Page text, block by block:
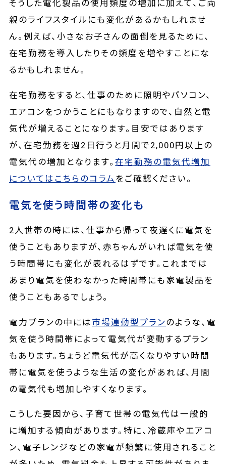
そうした電化製品の使用頻度の増加に加えて、ご両
親のライフスタイルにも変化があるかもしれませ
ん。例えば、小さなお子さんの面倒を見るために、
在宅勤務を導入したりその頻度を増やすことにな
るかもしれません。
在宅勤務をすると、仕事のために照明やパソコン、
エアコンをつかうことにもなりますので、自然と電
気代が増えることになります。目安ではあります
が、在宅勤務を週2日行うと月間で2,000円以上の
電気代の増加となります。 在宅勤務の電気代増加
についてはこちらのコラム をご確認ください。
電気を使う時間帯の変化も
2人世帯の時には、仕事から帰って夜遅くに電気を
使うこともありますが、赤ちゃんがいれば電気を使
う時間帯にも変化が表れるはずです。これまでは
あまり電気を使わなかった時間帯にも家電製品を
使うこともあるでしょう。
電力プランの中には 市場連動型プランのような、電
気を使う時間帯によって電気代が変動するプラン
もあります。ちょうど電気代が高くなりやすい時間
帯に電気を使うような生活の変化があれば、月間
の電気代も増加しやすくなります。
こうした要因から、子育て世帯の電気代は一般的
に増加する傾向があります。特に、冷蔵庫やエアコ
ン、電子レンジなどの家電が頻繁に使用されること